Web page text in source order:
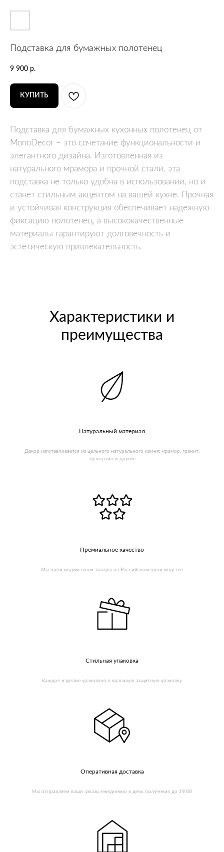
Подставка для бумажных полотенец
9 900 р.
КУПИТЬ
Подставка для бумажных кухонных полотенец от
MonoDecor – это сочетание функциональности и
элегантного дизайна. Изготовленная из
натурального мрамора и прочной стали, эта
подставка не только удобна в использовании, но и
станет стильным акцентом на вашей кухне. Прочная
и устойчивая конструкция обеспечивает надежную
фиксацию полотенец, а высококачественные
материалы гарантируют долговечность и
эстетическую привлекательность.
Характеристики и
преимущества
Натуральный материал
Декор изготавливается из цельного натурального камня: мрамор, гранит,
травертин и другие
Премиальное качество
Мы производим наши товары на Российском производстве
Стильная упаковка
Каждое изделие упаковано в красивую защитную упаковку
Оперативная доставка
Мы отправляем ваши заказы ежедневно в день получения до 19.00